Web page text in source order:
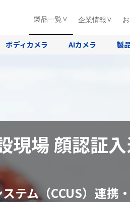
製品一覧
ボディカメラ AIカメラ 製
企業情報
現場 顔認証
テム（CCUS）連携